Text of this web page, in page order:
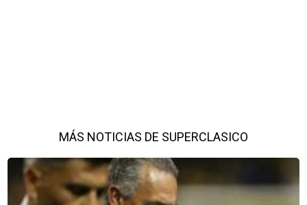
MÁS NOTICIAS DE SUPERCLASICO